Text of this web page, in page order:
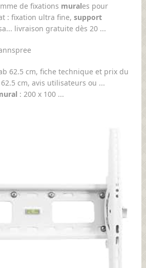
de fixations murales pour
: fixation ultra fine, support
livraison gratuite dès 20 ...
62.5 cm, fiche technique et prix du
cm, avis utilisateurs ou ...
: 200 x 100 ...